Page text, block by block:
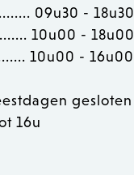
09u30 - 18u30
10u00 - 18u00
10u00 - 16u00
gesloten
16u
added-modal